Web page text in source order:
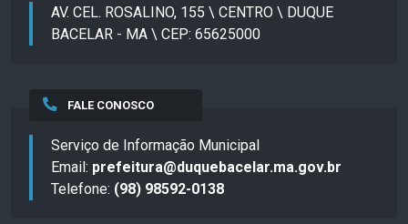
AV. CEL. ROSALINO, 155 \ CENTRO \ DUQUE
BACELAR - MA \ CEP: 65625000
FALE CONOSCO
Serviço de Informação Municipal
Email: prefeitura@duquebacelar.ma.gov.br
Telefone: (98) 98592-0138